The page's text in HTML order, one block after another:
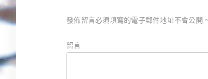
發佈留言必須填寫的電子郵件地址不會公開。
留言